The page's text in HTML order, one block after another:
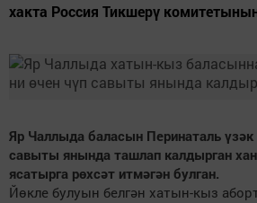
хакта Россия Тикшерү
Яр Чаллыда баласын Перинаталь
савыты янында ташлап калдырган
ясатырга рөхсәт итмәгән булган.
Йөкле булуын белгән хатын-кыз